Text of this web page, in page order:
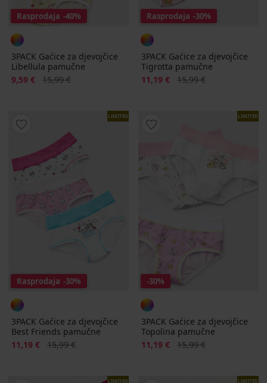
Rasprodaja -40%
3PACK Gaćice za djevojčice
Libellula pamučne
Popust
9,59 € Prvobitna cijena
15,99 €
Rasprodaja -30%
3PACK Gaćice za djevojčice
Tigrotta pamučne
Popust
11,19 € Prvobitna cijena
15,99 €
LIMITED
Rasprodaja -30%
3PACK Gaćice za djevojčice
Best Friends pamučne
Popust
11,19 € Prvobitna cijena
15,99 €
LIMITED
-30%
3PACK Gaćice za djevojčice
Topolina pamučne
Popust
11,19 € Prvobitna cijena
15,99 €
LIMITED LIMITED